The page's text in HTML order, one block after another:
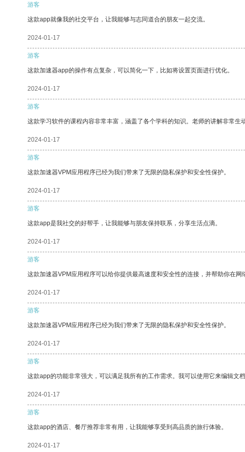
游客
这款app就像我的社交平台，让我能够与志同道合的朋友一起交流。
2024-01-17
游客
这款加速器app的操作有点复杂，可以简化一下，比如将设置页面进行优化。
2024-01-17
游客
这款学习软件的课程内容非常丰富，涵盖了各个学科的知识。老师的讲解非常生
2024-01-17
游客
这款加速器VPM应用程序已经为我们带来了无限的隐私保护和安全性保护。
2024-01-17
游客
这款app是我社交的好帮手，让我能够与朋友保持联系，分享生活点滴。
2024-01-17
游客
这款加速器VPM应用程序可以给你提供最高速度和安全性的连接，并帮助你在网
2024-01-17
游客
这款加速器VPM应用程序已经为我们带来了无限的隐私保护和安全性保护。
2024-01-17
游客
这款app的功能非常强大，可以满足我所有的工作需求。我可以使用它来编辑文
2024-01-17
游客
这款app的酒店、餐厅推荐非常有用，让我能够享受到高品质的旅行体验。
2024-01-17